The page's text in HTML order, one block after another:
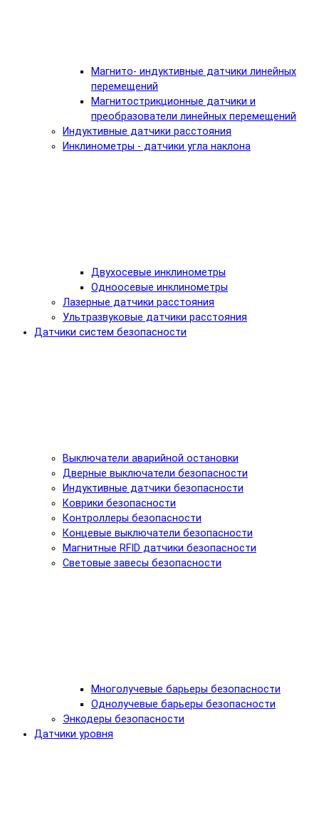
Магнито- индуктивные датчики линейных
перемещений
Магнитострикционные датчики и
преобразователи линейных перемещений
Индуктивные датчики расстояния
Инклинометры - датчики угла наклона
Двухосевые инклинометры
Одноосевые инклинометры
Лазерные датчики расстояния
Ультразвуковые датчики расстояния
Датчики систем безопасности
Выключатели аварийной остановки
Дверные выключатели безопасности
Индуктивные датчики безопасности
Коврики безопасности
Контроллеры безопасности
Концевые выключатели безопасности
Магнитные RFID датчики безопасности
Световые завесы безопасности
Многолучевые барьеры безопасности
Однолучевые барьеры безопасности
Энкодеры безопасности
Датчики уровня